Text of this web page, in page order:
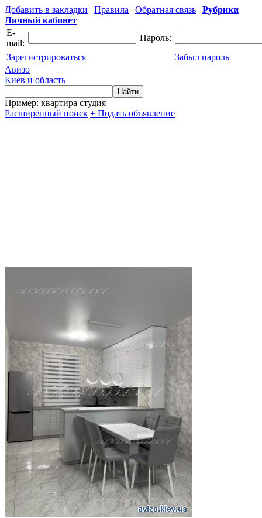
Добавить в закладки | Правила | Обратная связь | Рубрики
Личный кабинет
E-
mail:
Пароль:
Зарегистрироваться
Забыл пароль
Авизо
Киев и область
Пример: квартира студия
Расширенный поиск + Подать объявление